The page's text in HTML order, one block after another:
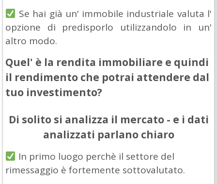
Se hai già un' immobile industriale valuta l'
opzione di predisporlo utilizzandolo in un'
altro modo.
Quel' è la rendita immobiliare e quindi
il rendimento che potrai attendere dal
tuo investimento?
Di solito si analizza il mercato - e i dati
analizzati parlano chiaro
In primo luogo perchè il settore del
rimessaggio è fortemente sottovalutato.